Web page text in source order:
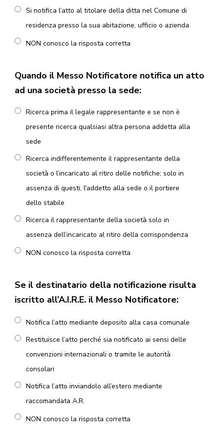
Si notifica l’atto al titolare della ditta nel Comune di
residenza presso la sua abitazione, ufficio o azienda
NON conosco la risposta corretta
Quando il Messo Notificatore notifica un atto
ad una società presso la sede:
Ricerca prima il legale rappresentante e se non è
presente ricerca qualsiasi altra persona addetta alla
sede
Ricerca indifferentemente il rappresentante della
società o l’incaricato al ritiro delle notifiche; solo in
assenza di questi, l'addetto alla sede o il portiere
dello stabile
Ricerca il rappresentante della società solo in
assenza dell’incaricato al ritiro della corrispondenza
NON conosco la risposta corretta
Se il destinatario della notificazione risulta
iscritto all’A.I.R.E. il Messo Notificatore:
Notifica l’atto mediante deposito alla casa comunale
Restituisce l’atto perché sia notificato ai sensi delle
convenzioni internazionali o tramite le autorità
consolari
Notifica l’atto inviandolo all’estero mediante
raccomandata A.R.
NON conosco la risposta corretta